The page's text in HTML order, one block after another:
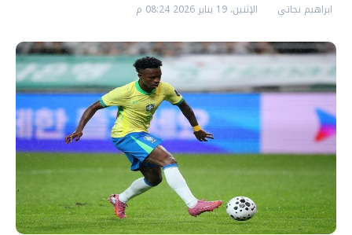
ابراهيم نجاتي الإثنين، 19 يناير 2026 08:24 م